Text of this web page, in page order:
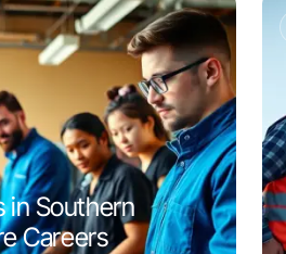
in Southern
Careers